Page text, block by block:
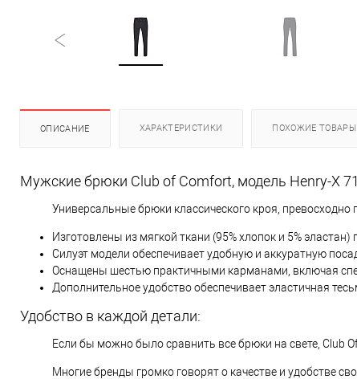
ОПИСАНИЕ ХАРАКТЕРИСТИКИ ПОХОЖИЕ ТОВАРЫ
Мужские брюки Club of Comfort, модель Henry-X
Универсальные брюки классического кроя,
Изготовлены из мягкой ткани (95% хлопок и 5% эластан)
Силуэт модели обеспечивает удобную и аккуратную
Оснащены шестью практичными карманами, включая
Дополнительное удобство обеспечивает эластичная
Удобство в каждой детали:
Если бы можно было сравнить все брюки на свете, Club
Многие бренды громко говорят о качестве и удобстве